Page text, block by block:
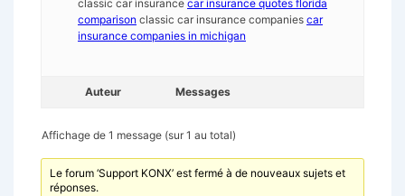
classic car insurance car insurance quotes florida
comparison classic car insurance companies car
insurance companies in michigan
Auteur Messages
Affichage de 1 message (sur 1 au total)
Le forum ‘Support KONX’ est fermé à de nouveaux sujets et
réponses.